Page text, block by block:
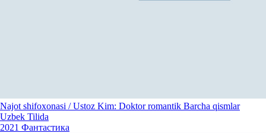
Najot shifoxonasi / Ustoz Kim: Doktor romantik Barcha qismlar
Uzbek Tilida
2021 Фантастика